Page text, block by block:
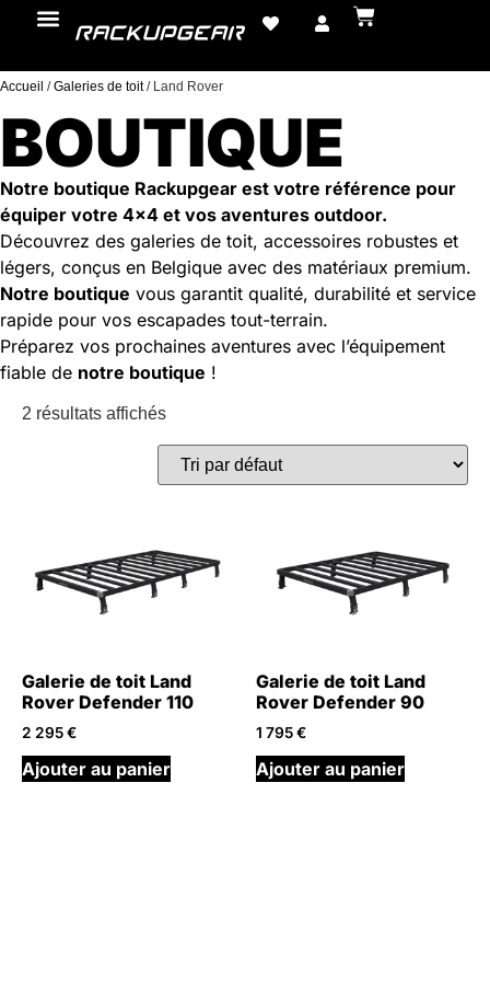
Accueil /Galeries de toit/ Land Rover
BOUTIQUE
Notre boutique Rackupgear est votre référence pour
équiper votre 4×4 et vos aventures outdoor.
Découvrez des galeries de toit, accessoires robustes et
légers, conçus en Belgique avec des matériaux premium.
Notre boutique vous garantit qualité, durabilité et service
rapide pour vos escapades tout-terrain.
Préparez vos prochaines aventures avec l’équipement
fiable de notre boutique !
2 résultats affichés
Galerie de toit Land
Rover Defender 110
2 295€
Ajouter au panier
Galerie de toit Land
Rover Defender 90
1 795€
Ajouter au panier